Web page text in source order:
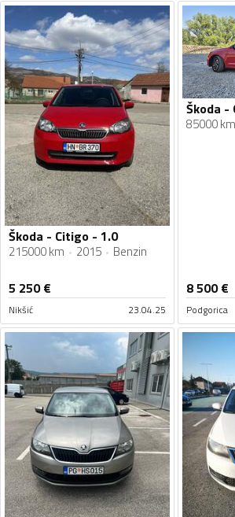
Škoda - Citigo - 1.0
215000 km 2015 Benzin
5 250€
Nikšić 23.04.25
Škoda -
85000 km
8 500€
Podgorica